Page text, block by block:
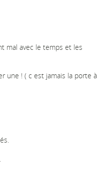
mal avec le temps et les
une ! ( c est jamais la porte à